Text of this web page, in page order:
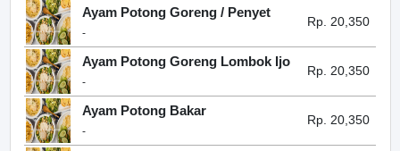
Ayam Potong Goreng / Penyet
-
Rp. 20,350
Ayam Potong Goreng Lombok Ijo
-
Rp. 20,350
Ayam Potong Bakar
-
Rp. 20,350